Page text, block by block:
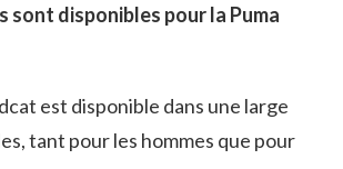
sont disponibles pour la Puma
est disponible dans une large
tant pour les hommes que pour